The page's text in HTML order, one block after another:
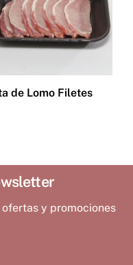
de Lomo Filetes
y promociones